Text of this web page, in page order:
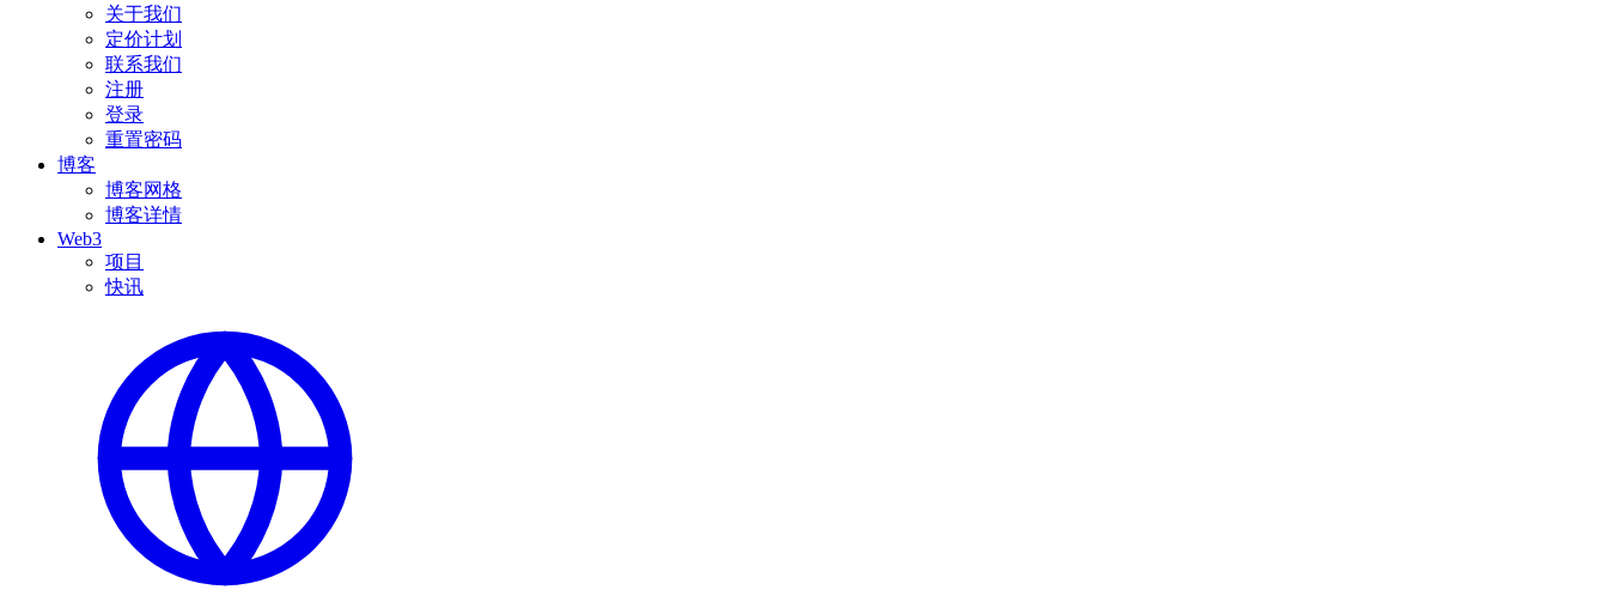
关于我们
定价计划
联系我们
注册
登录
重置密码
博客
博客网格
博客详情
Web3
项目
快讯